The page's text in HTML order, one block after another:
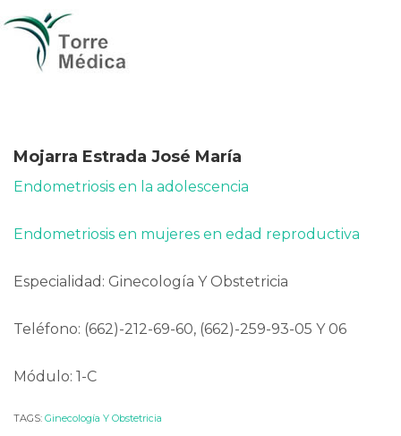
Mojarra Estrada José María
Endometriosis en la adolescencia
Endometriosis en mujeres en edad reproductiva
Especialidad: Ginecología Y Obstetricia
Teléfono: (662)-212-69-60, (662)-259-93-05 Y 06
Módulo: 1-C
TAGS: Ginecología Y Obstetricia